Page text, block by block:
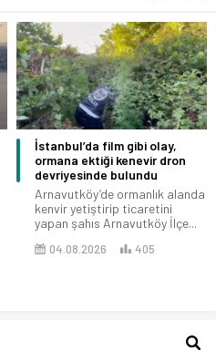
İstanbul’da film gibi olay,
ormana ektiği kenevir dron
devriyesinde bulundu
Arnavutköy’de ormanlık alanda
kenvir yetiştirip ticaretini
yapan şahıs Arnavutköy İlçe...
04.08.2026 405